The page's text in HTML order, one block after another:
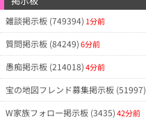
雑談掲示板 (749394) 1分前
質問掲示板 (84249)6分前
愚痴掲示板 (214018)4分前
宝の地図フレンド募集掲示板 (51997)
W家族フォロー掲示板 (3435)42分前